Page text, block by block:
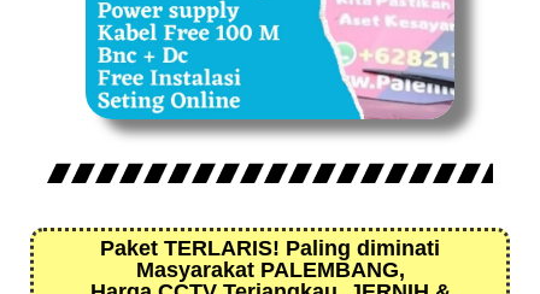
Paket TERLARIS! Paling diminati
Masyarakat PALEMBANG,